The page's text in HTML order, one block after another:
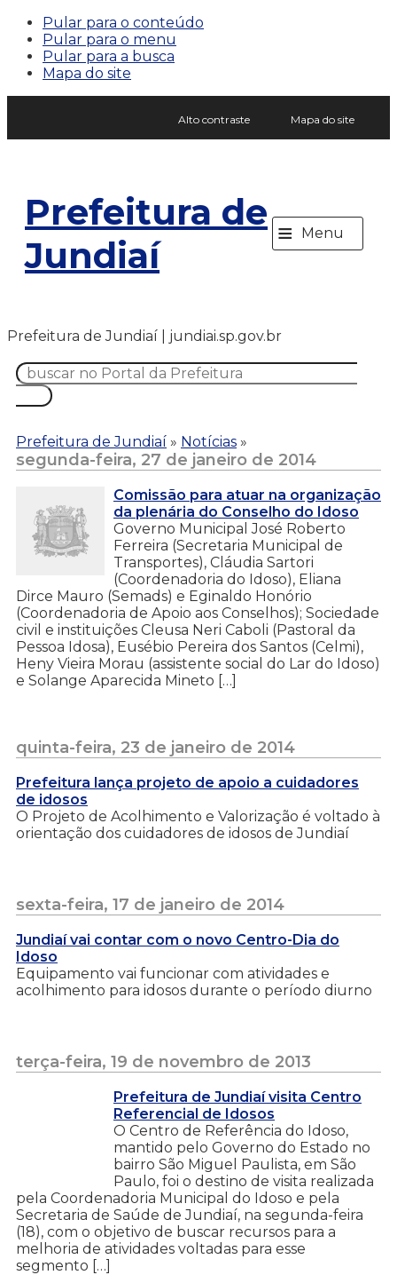
Pular para o conteúdo
Pular para o menu
Pular para a busca
Mapa do site
Alto contraste Mapa do site
Prefeitura de
Jundiaí
≡ Menu
Prefeitura de Jundiaí | jundiai.sp.gov.br
Prefeitura de Jundiaí » Notícias »
segunda-feira, 27 de janeiro de 2014
Comissão para atuar na organização
da plenária do Conselho do Idoso
Governo Municipal José Roberto
Ferreira (Secretaria Municipal de
Transportes), Cláudia Sartori
(Coordenadoria do Idoso), Eliana
Dirce Mauro (Semads) e Eginaldo Honório
(Coordenadoria de Apoio aos Conselhos); Sociedade
civil e instituições Cleusa Neri Caboli (Pastoral da
Pessoa Idosa), Eusébio Pereira dos Santos (Celmi),
Heny Vieira Morau (assistente social do Lar do Idoso)
e Solange Aparecida Mineto […]
quinta-feira, 23 de janeiro de 2014
Prefeitura lança projeto de apoio a cuidadores
de idosos
O Projeto de Acolhimento e Valorização é voltado à
orientação dos cuidadores de idosos de Jundiaí
sexta-feira, 17 de janeiro de 2014
Jundiaí vai contar com o novo Centro-Dia do
Idoso
Equipamento vai funcionar com atividades e
acolhimento para idosos durante o período diurno
terça-feira, 19 de novembro de 2013
Prefeitura de Jundiaí visita Centro
Referencial de Idosos
O Centro de Referência do Idoso,
mantido pelo Governo do Estado no
bairro São Miguel Paulista, em São
Paulo, foi o destino de visita realizada
pela Coordenadoria Municipal do Idoso e pela
Secretaria de Saúde de Jundiaí, na segunda-feira
(18), com o objetivo de buscar recursos para a
melhoria de atividades voltadas para esse
segmento […]